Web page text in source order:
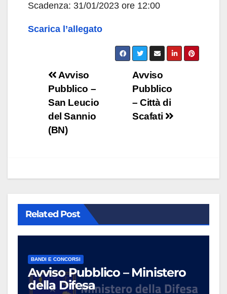
Scadenza: 31/01/2023 ore 12:00
Scarica l’allegato
Navigazione
articoli
Avviso
Pubblico
– Città di
Scafati
Avviso
Pubblico –
San Leucio
del Sannio
(BN)
Related Post
BANDI E CONCORSI
Avviso Pubblico – Ministero
della Difesa